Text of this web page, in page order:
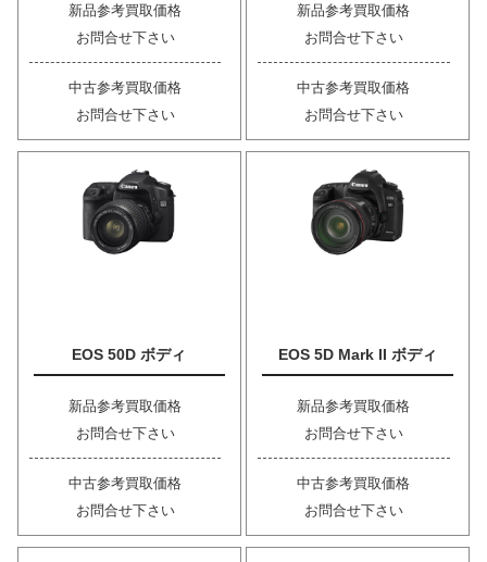
新品参考買取価格
お問合せ下さい
中古参考買取価格
お問合せ下さい
新品参考買取価格
お問合せ下さい
中古参考買取価格
お問合せ下さい
EOS 50D ボディ
新品参考買取価格
お問合せ下さい
中古参考買取価格
お問合せ下さい
EOS 5D Mark II ボディ
新品参考買取価格
お問合せ下さい
中古参考買取価格
お問合せ下さい